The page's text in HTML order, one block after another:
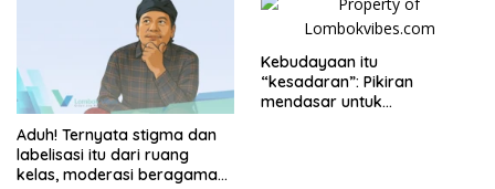
Aduh! Ternyata stigma dan
labelisasi itu dari ruang
kelas, moderasi beragama
Kebudayaan itu
“kesadaran”: Pikiran
mendasar untuk